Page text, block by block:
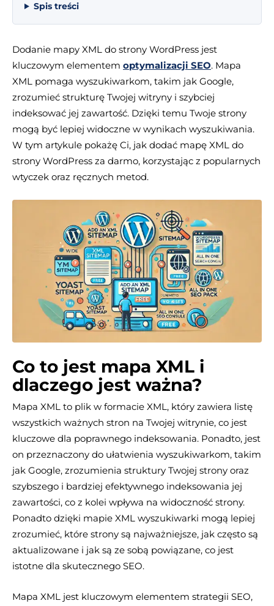
Spis treści
Dodanie mapy XML do strony WordPress jest
kluczowym elementem optymalizacji SEO. Mapa
XML pomaga wyszukiwarkom, takim jak Google,
zrozumieć strukturę Twojej witryny i szybciej
indeksować jej zawartość. Dzięki temu Twoje strony
mogą być lepiej widoczne w wynikach wyszukiwania.
W tym artykule pokażę Ci, jak dodać mapę XML do
strony WordPress za darmo, korzystając z popularnych
wtyczek oraz ręcznych metod.
Co to jest mapa XML i
dlaczego jest ważna?
Mapa XML to plik w formacie XML, który zawiera listę
wszystkich ważnych stron na Twojej witrynie, co jest
kluczowe dla poprawnego indeksowania. Ponadto, jest
on przeznaczony do ułatwienia wyszukiwarkom, takim
jak Google, zrozumienia struktury Twojej strony oraz
szybszego i bardziej efektywnego indeksowania jej
zawartości, co z kolei wpływa na widoczność strony.
Ponadto dzięki mapie XML wyszukiwarki mogą lepiej
zrozumieć, które strony są najważniejsze, jak często są
aktualizowane i jak są ze sobą powiązane, co jest
istotne dla skutecznego SEO.
Mapa XML jest kluczowym elementem strategii SEO,